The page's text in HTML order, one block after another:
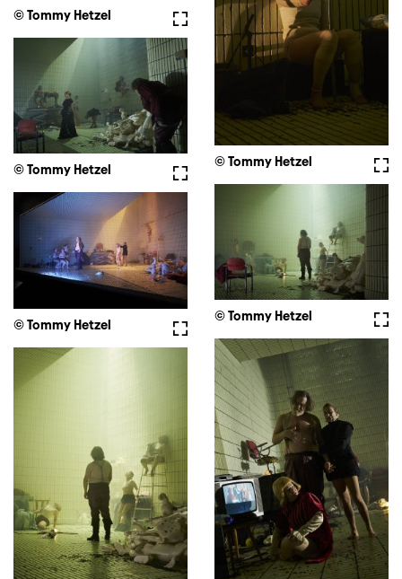
Vollbild
© Tommy Hetzel
© Tommy Hetzel
Vollbild
© Tommy Hetzel
© Tommy Hetzel
Vollbild
© Tommy Hetzel